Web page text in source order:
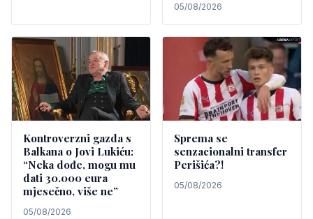
05/08/2026
Kontroverzni gazda s
Balkana o Jovi Lukiću:
“Neka dođe, mogu mu
dati 30.000 eura
mjesečno, više ne”
05/08/2026
Sprema se
senzacionalni transfer
Perišića?!
05/08/2026